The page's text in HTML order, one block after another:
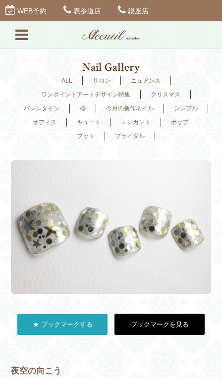
WEB予約 表参道店 銀座店
Nail Gallery
ALL サロン
ニュアンス
ワンポイントアートデザイン特集
クリスマス
バレンタイン
桜 今月の新作ネイル
シンプル
オフィス
キュート エレガント
ポップ
フット
ブライダル
★ ブックマークする ブックマークを見る
夜空の向こう